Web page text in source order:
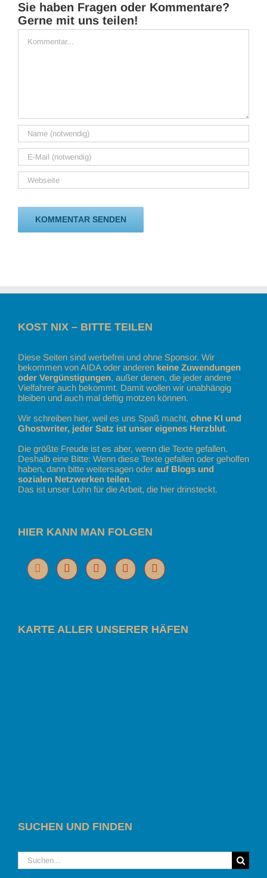
Sie haben Fragen oder Kommentare?
Gerne mit uns teilen!
KOST NIX – BITTE TEILEN
Diese Seiten sind werbefrei und ohne Sponsor. Wir
bekommen von AIDA oder anderen keine Zuwendungen
oder Vergünstigungen, außer denen, die jeder andere
Vielfahrer auch bekommt. Damit wollen wir unabhängig
bleiben und auch mal deftig motzen können.
Wir schreiben hier, weil es uns Spaß macht, ohne KI und
Ghostwriter, jeder Satz ist unser eigenes Herzblut.
Die größte Freude ist es aber, wenn die Texte gefallen.
Deshalb eine Bitte: Wenn diese Texte gefallen oder geholfen
haben, dann bitte weitersagen oder auf Blogs und
sozialen Netzwerken teilen.
Das ist unser Lohn für die Arbeit, die hier drinsteckt.
HIER KANN MAN FOLGEN
KARTE ALLER UNSERER HÄFEN
SUCHEN UND FINDEN
Suche
nach: